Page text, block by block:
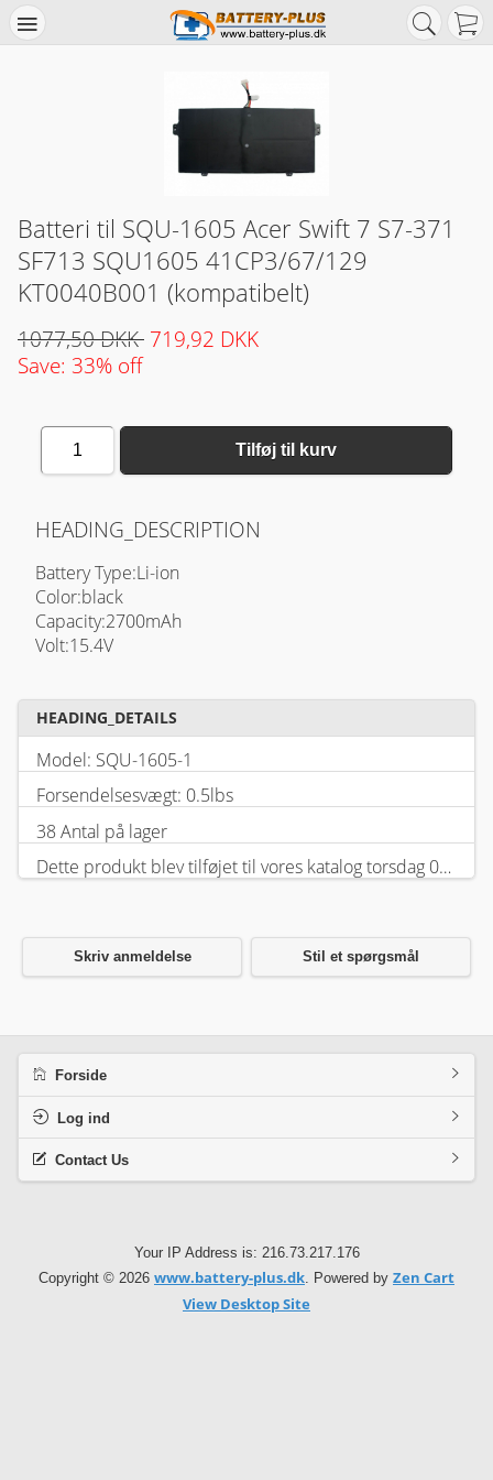
Batteri til SQU-1605 Acer Swift 7 S7-371
SF713 SQU1605 41CP3/67/129
KT0040B001 (kompatibelt)
1077,50 DKK 719,92 DKK
Save: 33% off
1 Tilføj til kurv
HEADING_DESCRIPTION
Battery Type:Li-ion
Color:black
Capacity:2700mAh
Volt:15.4V
HEADING_DETAILS
Model: SQU-1605-1
Forsendelsesvægt: 0.5lbs
38 Antal på lager
Dette produkt blev tilføjet til vores katalog torsdag 05 februar, 2026.
Skriv anmeldelse Stil et spørgsmål
Forside
Log ind
Contact Us
Your IP Address is: 216.73.217.176
Copyright © 2026 www.battery-plus.dk. Powered by Zen Cart
View Desktop Site